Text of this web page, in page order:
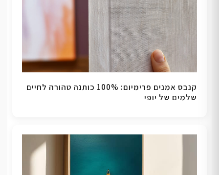
קנבס אמנים פרימיום: 100% כותנה טהורה לחיים
שלמים של יופי